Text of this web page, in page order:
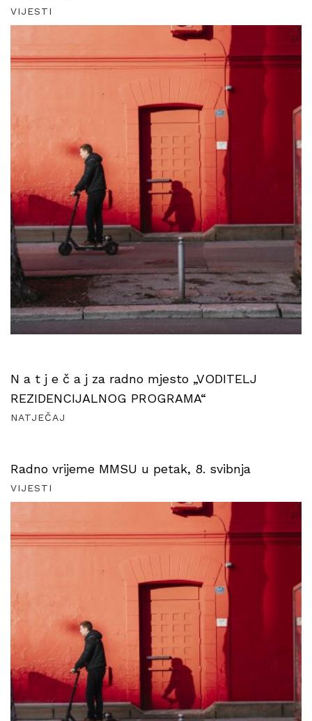
VIJESTI
N a t j e č a j za radno mjesto „VODITELJ
REZIDENCIJALNOG PROGRAMA“
NATJEČAJ
Radno vrijeme MMSU u petak, 8. svibnja
VIJESTI